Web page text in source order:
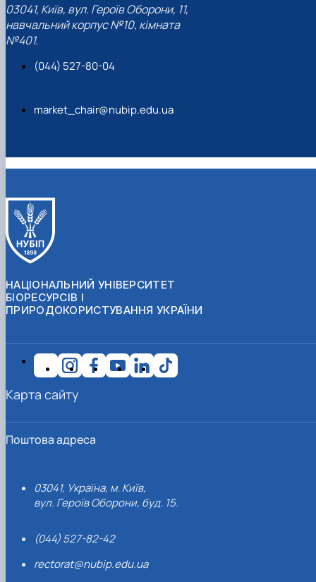
03041, Київ, вул. Героїв Оборони, 11,
навчальний корпус №10, кімната
№401.
(044) 527-80-04
market_chair@nubip.edu.ua
НАЦІОНАЛЬНИЙ УНІВЕРСИТЕТ
БІОРЕСУРСІВ І
ПРИРОДОКОРИСТУВАННЯ УКРАЇНИ
Поштова адреса
03041, Україна, м. Київ,
вул. Героїв Оборони, буд. 15.
(044) 527-82-42
rectorat@nubip.edu.ua
Карта сайту